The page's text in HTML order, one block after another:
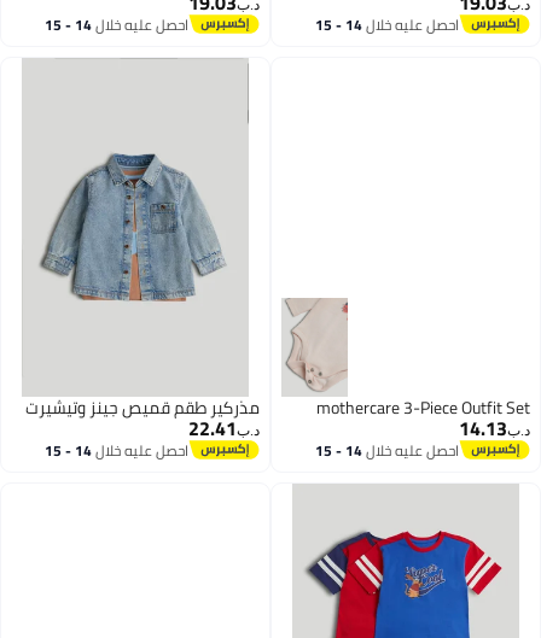
د.ب‏
احصل عليه خلال 14 - 15
د.ب‏
احصل عليه خلال 14 - 15
mothercare 3-Piece Outfit Set
د.ب‏14.13
احصل عليه خلال 14 - 15
مذركير طقم قميص جينز وتيشيرت
د.ب‏22.41
احصل عليه خلال 14 - 15